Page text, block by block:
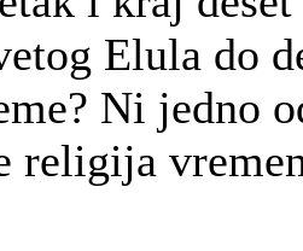
Elula do
Ni jedno
religija